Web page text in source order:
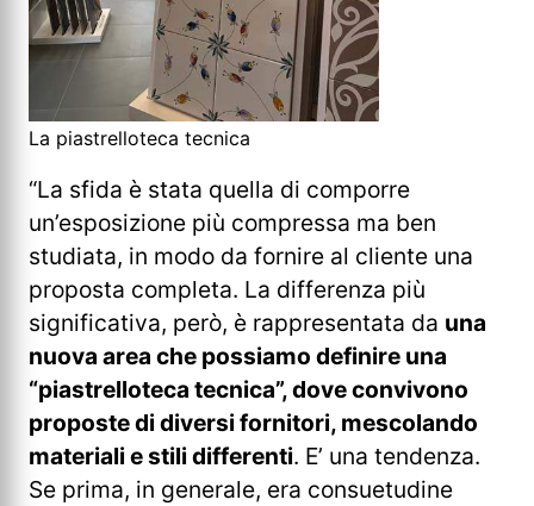
La piastrelloteca tecnica
“La sfida è stata quella di comporre
un’esposizione più compressa ma ben
studiata, in modo da fornire al cliente una
proposta completa. La differenza più
significativa, però, è rappresentata da una
nuova area che possiamo definire una
“piastrelloteca tecnica”, dove convivono
proposte di diversi fornitori, mescolando
materiali e stili differenti. E’ una tendenza.
Se prima, in generale, era consuetudine